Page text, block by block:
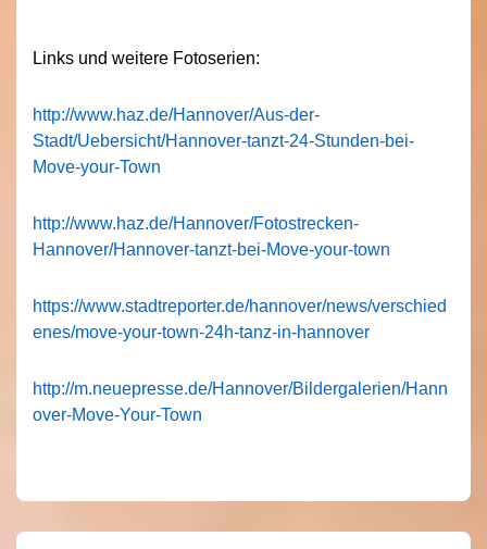
Links und weitere Fotoserien:
http://www.haz.de/Hannover/Aus-der-
Stadt/Uebersicht/Hannover-tanzt-24-Stunden-bei-
Move-your-Town
http://www.haz.de/Hannover/Fotostrecken-
Hannover/Hannover-tanzt-bei-Move-your-town
https://www.stadtreporter.de/hannover/news/verschied
enes/move-your-town-24h-tanz-in-hannover
http://m.neuepresse.de/Hannover/Bildergalerien/Hann
over-Move-Your-Town